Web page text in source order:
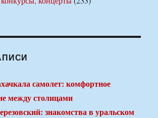
самолет: комфортное
между столицами
знакомства в уральском